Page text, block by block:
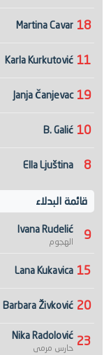
18
Martina Cavar
11
Karla Kurkutović
19
Janja Čanjevac
10
B. Galić
8
Ella Ljuština
قائمة البدلاء
9
Ivana Rudelić
الهجوم
15
Lana Kukavica
20
Barbara Živković
23
Nika Radolović
حارس مرمى